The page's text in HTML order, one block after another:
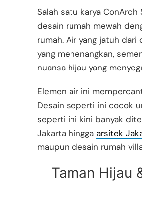
Salah satu karya
desain rumah mewah
rumah. Air yang jatuh
yang menenangkan,
nuansa hijau yang
Elemen air ini
Desain seperti ini cocok
seperti ini kini banyak
Jakarta hingga arsitek
maupun desain rumah
Taman Hijau